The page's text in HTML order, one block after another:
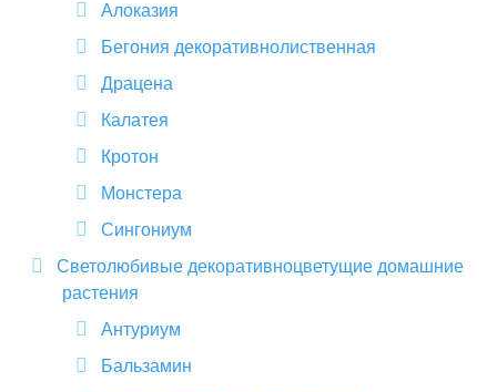
Алоказия
Бегония декоративнолиственная
Драцена
Калатея
Кротон
Монстера
Сингониум
Светолюбивые декоративноцветущие домашние
растения
Антуриум
Бальзамин